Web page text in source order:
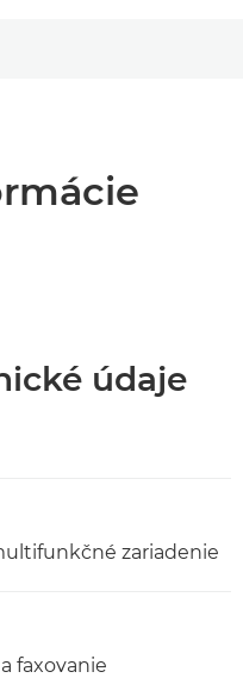
údaje
zariadenie
faxovanie